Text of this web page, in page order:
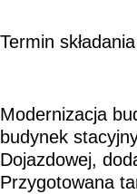
Termin
Modernizacja
budynek
Dojazdowej,
Przygotowana